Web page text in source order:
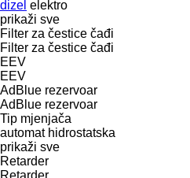
dizel elektro
prikaži sve
Filter za čestice čađi
Filter za čestice čađi
EEV
EEV
AdBlue rezervoar
AdBlue rezervoar
Tip mјenjača
automat hidrostatska
prikaži sve
Retarder
Retarder